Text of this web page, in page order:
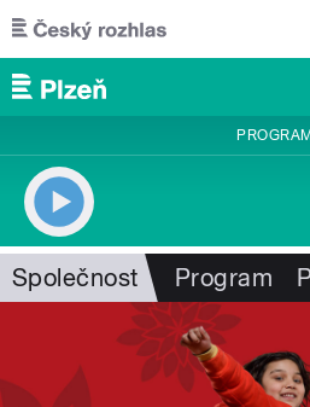
Přejít k hlavnímu obsahu
PROGRAM
Společnost Program